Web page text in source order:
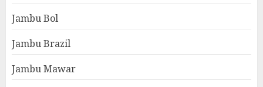
Jambu Bol
Jambu Brazil
Jambu Mawar